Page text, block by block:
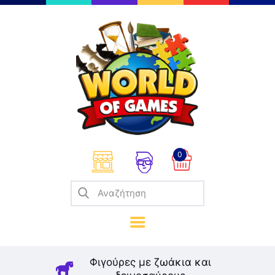
0
Φιγούρες με ζωάκια και
Επιτραπέζια
Παζλ
Παιχνίδια Καρτών
Σπαζοκεφαλιές
Κατασκευές
Καλλιτεχνικά
Μοντελισμός
Βιβλία
Παιχνίδια Ρόλων